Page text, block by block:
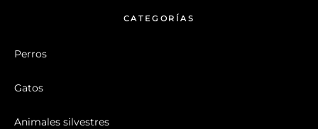
CATEGORÍAS
Perros
Gatos
Animales silvestres